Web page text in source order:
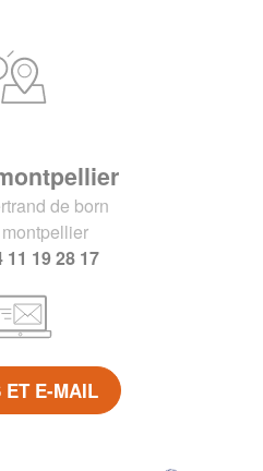
de born
11 19 28 17
ET E-MAIL